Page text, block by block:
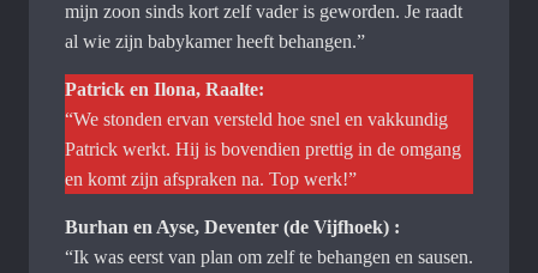
mijn zoon sinds kort zelf vader is geworden. Je raadt
al wie zijn babykamer heeft behangen.”
Patrick en Ilona, Raalte:
“We stonden ervan versteld hoe snel en vakkundig
Patrick werkt. Hij is bovendien prettig in de omgang
en komt zijn afspraken na. Top werk!”
Burhan en Ayse, Deventer (de Vijfhoek) :
“Ik was eerst van plan om zelf te behangen en sausen.